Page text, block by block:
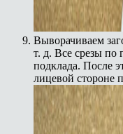
Выворачиваем
т. д. Все срезы по
подклада. После
лицевой стороне